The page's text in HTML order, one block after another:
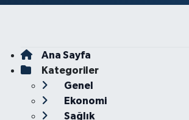
Ana Sayfa
Kategoriler
Genel
Ekonomi
Sağlık